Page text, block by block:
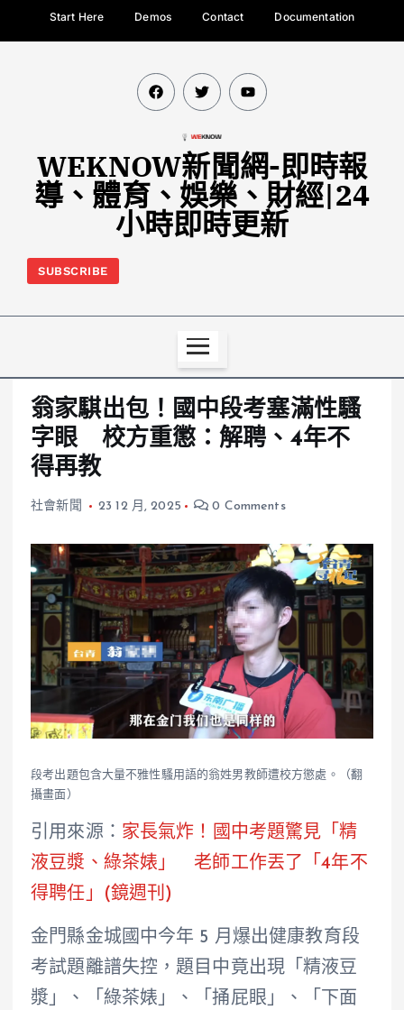
Start Here Demos Contact Documentation
WEKNOW新聞網-即時報
導、體育、娛樂、財經|24
小時即時更新
SUBSCRIBE
翁家騏出包！國中段考塞滿性騷
字眼 校方重懲：解聘、4年不
得再教
社會新聞 23 12 月, 2025 0 Comments
段考出題包含大量不雅性騷用語的翁姓男教師遭校方懲處。（翻
攝畫面）
引用來源： 家長氣炸！國中考題驚見「精
液豆漿、綠茶婊」 老師工作丟了「4年不
得聘任」(鏡週刊)
金門縣金城國中今年 5 月爆出健康教育段
考試題離譜失控，題目中竟出現「精液豆
漿」、「綠茶婊」、「捅屁眼」、「下面